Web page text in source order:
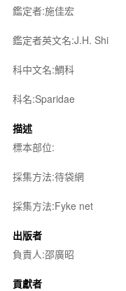
鑑定者:施佳宏
鑑定者英文名:J.H. Shi
科中文名:鯛科
科名:Sparidae
描述
標本部位:
採集方法:待袋網
採集方法:Fyke net
出版者
負責人:邵廣昭
貢獻者